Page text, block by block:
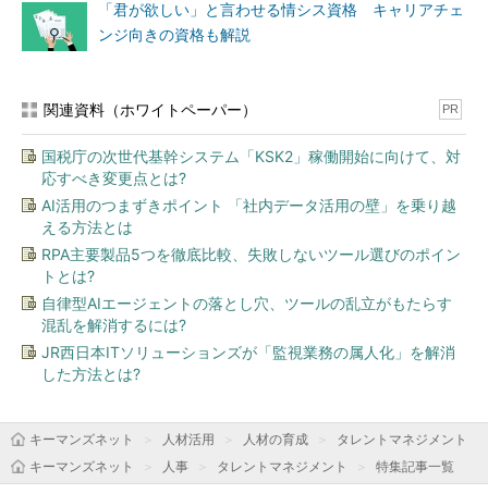
「君が欲しい」と言わせる情シス資格 キャリアチェ
ンジ向きの資格も解説
関連資料（ホワイトペーパー） PR
国税庁の次世代基幹システム「KSK2」稼働開始に向けて、対
応すべき変更点とは?
AI活用のつまずきポイント 「社内データ活用の壁」を乗り越
える方法とは
RPA主要製品5つを徹底比較、失敗しないツール選びのポイン
トとは?
自律型AIエージェントの落とし穴、ツールの乱立がもたらす
混乱を解消するには?
JR西日本ITソリューションズが「監視業務の属人化」を解消
した方法とは?
キーマンズネット 人材活用 人材の育成
タレントマネジメント
キーマンズネット
人事 タレントマネジメント 特集記事一覧